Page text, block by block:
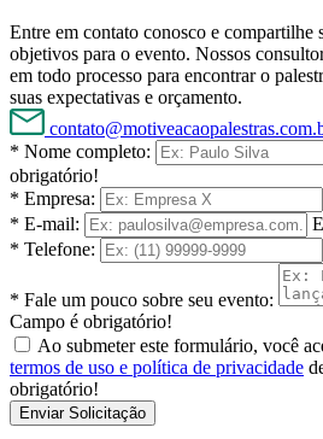
Entre em contato conosco e compartilhe
objetivos para o evento. Nossos
em todo processo para encontrar o
suas expectativas e orçamento.
* Nome completo:
obrigatório!
* Empresa:
* E-mail:
* Telefone:
* Fale um pouco sobre seu evento:
Campo é obrigatório!
Ao submeter este formulário, você
termos de uso e política de privacidade
obrigatório!
Enviar Solicitação